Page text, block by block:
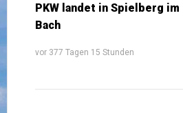
PKW landet in Spielberg im
Bach
vor 377 Tagen 15 Stunden